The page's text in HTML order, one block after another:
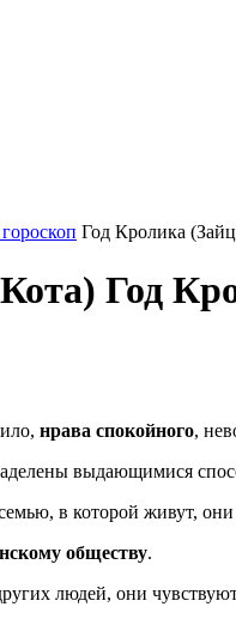
Год Кролика
Год
нрава спокойного,
выдающимися
в которой живут, они
обществу.
людей, они